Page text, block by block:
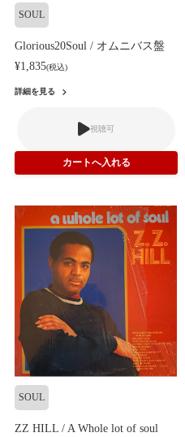
SOUL
Glorious20Soul / オムニバス盤
¥1,835(税込)
詳細を見る
視聴可
SOUL
ZZ HILL / A Whole lot of soul